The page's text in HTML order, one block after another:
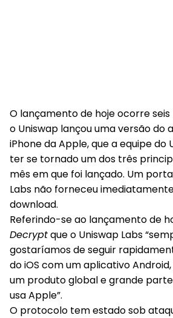
O lançamento de hoje ocorre seis
o Uniswap lançou uma versão do
iPhone da Apple, que a equipe do
ter se tornado um dos três
mês em que foi lançado. Um
Labs não forneceu
download.
Referindo-se ao lançamento de
Decryptque o Uniswap Labs
gostaríamos de seguir
do iOS com um aplicativo
um produto global e grande
usa Apple”.
O protocolo tem estado sob